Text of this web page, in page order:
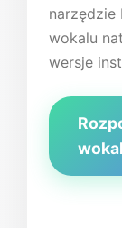
narzędzie
wokalu
wersje